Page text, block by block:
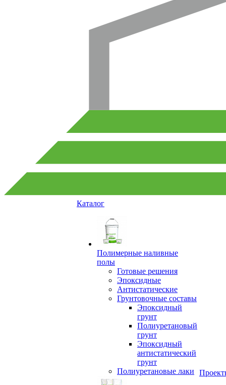
Каталог
Полимерные наливные
полы
Готовые решения
Эпоксидные
Антистатические
Грунтовочные составы
Эпоксидный
грунт
Полиуретановый
грунт
Эпоксидный
антистатический
грунт
Полиуретановые лаки